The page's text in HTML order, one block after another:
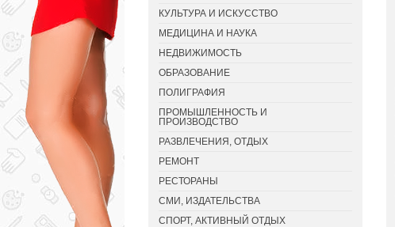
КУЛЬТУРА И ИСКУССТВО
МЕДИЦИНА И НАУКА
НЕДВИЖИМОСТЬ
ОБРАЗОВАНИЕ
ПОЛИГРАФИЯ
ПРОМЫШЛЕННОСТЬ И
ПРОИЗВОДСТВО
РАЗВЛЕЧЕНИЯ, ОТДЫХ
РЕМОНТ
РЕСТОРАНЫ
СМИ, ИЗДАТЕЛЬСТВА
СПОРТ, АКТИВНЫЙ ОТДЫХ